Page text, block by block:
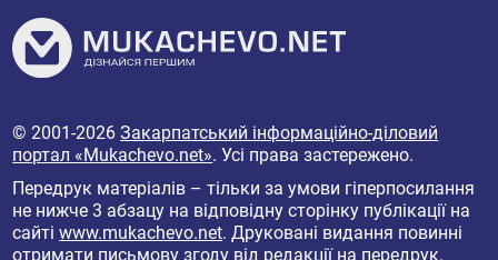
© 2001-2026Закарпатський інформаційно-діловий
портал «Mukachevo.net». Усі права застережено.
Передрук матеріалів – тільки за умови гіперпосилання
не нижче 3 абзацу на відповідну сторінку публікації на
сайтіwww.mukachevo.net. Друковані видання повинні
отримати письмову згоду від редакції на передрук.